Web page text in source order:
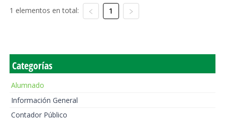
1 elementos en total: 1
Categorías
Alumnado
Información General
Contador Público